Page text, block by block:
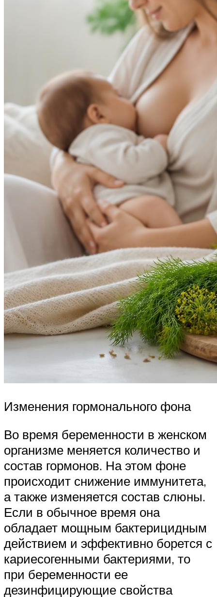
Изменения гормонального фона
Во время беременности в женском
организме меняется количество и
состав гормонов. На этом фоне
происходит снижение иммунитета,
а также изменяется состав слюны.
Если в обычное время она
обладает мощным бактерицидным
действием и эффективно борется с
кариесогенными бактериями, то
при беременности ее
дезинфицирующие свойства